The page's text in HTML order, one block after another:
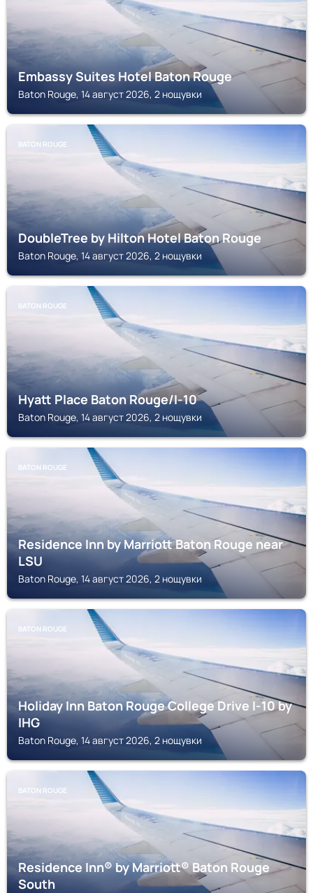
Embassy Suites Hotel Baton Rouge
Baton Rouge, 14 август 2026, 2 нощувки
BATON ROUGE
DoubleTree by Hilton Hotel Baton Rouge
Baton Rouge, 14 август 2026, 2 нощувки
BATON ROUGE
Hyatt Place Baton Rouge/I-10
Baton Rouge, 14 август 2026, 2 нощувки
BATON ROUGE
Residence Inn by Marriott Baton Rouge near
LSU
Baton Rouge, 14 август 2026, 2 нощувки
BATON ROUGE
Holiday Inn Baton Rouge College Drive I-10 by
IHG
Baton Rouge, 14 август 2026, 2 нощувки
BATON ROUGE
Residence Inn® by Marriott® Baton Rouge
South